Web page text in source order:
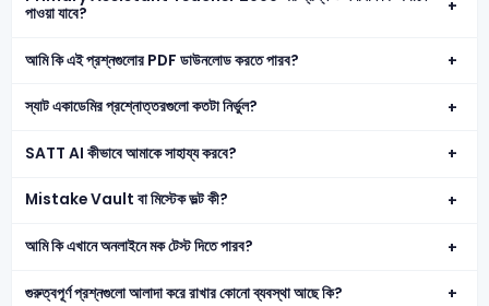
পাওয়া যাবে?
আমি কি এই প্রশ্নগুলোর PDF ডাউনলোড করতে পারব?
স্যাট একাডেমির প্রশ্নোত্তরগুলো কতটা নির্ভুল?
SATT AI কীভাবে আমাকে সাহায্য করবে?
Mistake Vault বা মিস্টেক ভল্ট কী?
আমি কি এখানে অনলাইনে মক টেস্ট দিতে পারব?
গুরুত্বপূর্ণ প্রশ্নগুলো আলাদা করে রাখার কোনো ব্যবস্থা আছে কি?